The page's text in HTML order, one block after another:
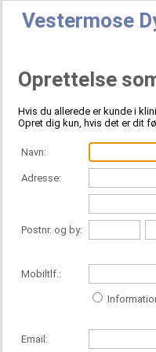
Vestermose
Oprettelse
Hvis du allerede er kunde i
Opret dig kun, hvis det er dit
Navn:
Adresse:
Postnr. og by:
Mobiltlf.:
Email: